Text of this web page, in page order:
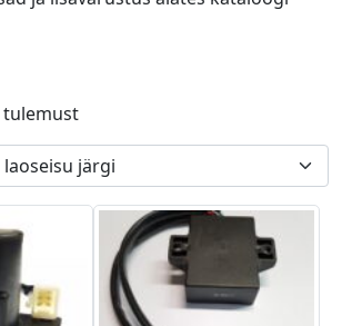
tulemust